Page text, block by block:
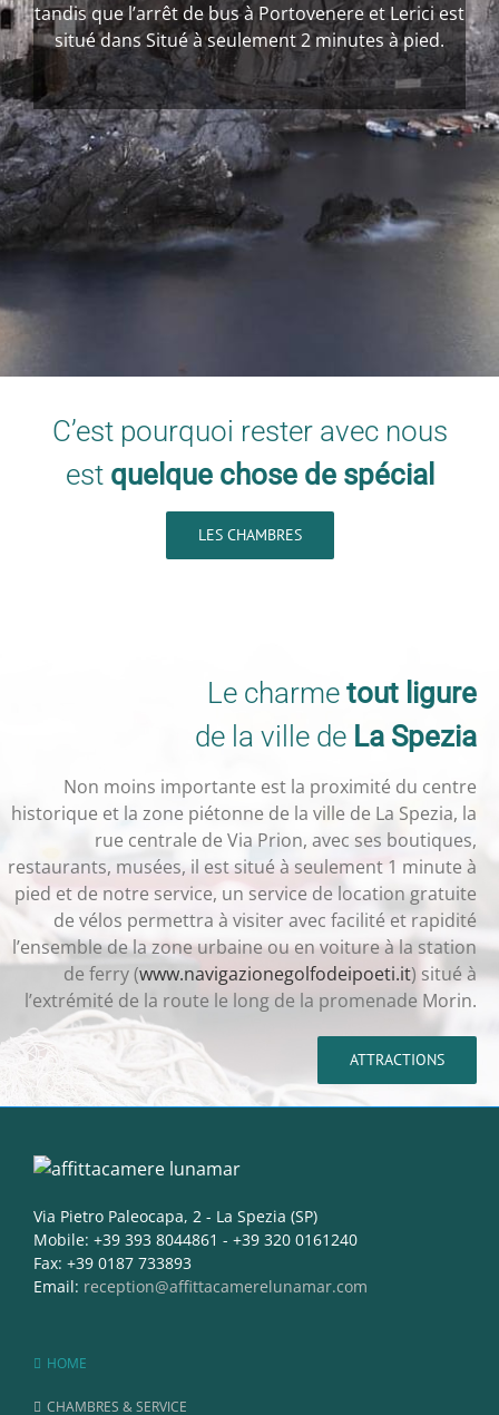
tandis que l’arrêt de bus à Portovenere et Lerici est
situé dans Situé à seulement 2 minutes à pied.
C’est pourquoi rester avec nous
est quelque chose de spécial
LES CHAMBRES
Le charme tout ligure
de la ville de La Spezia
Non moins importante est la proximité du centre
historique et la zone piétonne de la ville de La Spezia, la
rue centrale de Via Prion, avec ses boutiques,
restaurants, musées, il est situé à seulement 1 minute à
pied et de notre service, un service de location gratuite
de vélos permettra à visiter avec facilité et rapidité
l’ensemble de la zone urbaine ou en voiture à la station
de ferry (www.navigazionegolfodeipoeti.it) situé à
l’extrémité de la route le long de la promenade Morin.
ATTRACTIONS
Via Pietro Paleocapa, 2 - La Spezia (SP)
Mobile: +39 393 8044861 - +39 320 0161240
Fax: +39 0187 733893
Email: reception@affittacamerelunamar.com
HOME
CHAMBRES & SERVICE